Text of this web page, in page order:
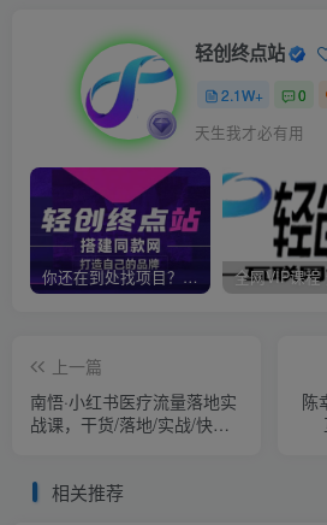
轻创终点站
2.1W+ 0
天生我才必有用
你还在到处找项目？还在当韭菜？我靠卖项目一个月收入5万+，曾经我也是个失败者。
上一篇
南悟·小红书医疗流量落地实
战课，干货/落地/实战/快速
陈
相关推荐